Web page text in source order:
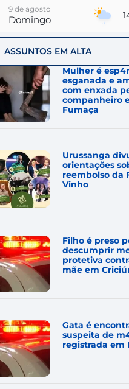
9 de agosto
Domingo
Segunda-Feira
11 de agosto
Terça-Feira
12 de agosto
Quarta-Feira
Quinta-Feira
ASSUNTOS EM ALTA
Mulher é
esganada e
com enxada
companheiro
Fumaça
Urussanga
orientações
reembolso da
Vinho
Filho é preso
descumprir
protetiva
mãe em
Gata é
suspeita de
registrada em